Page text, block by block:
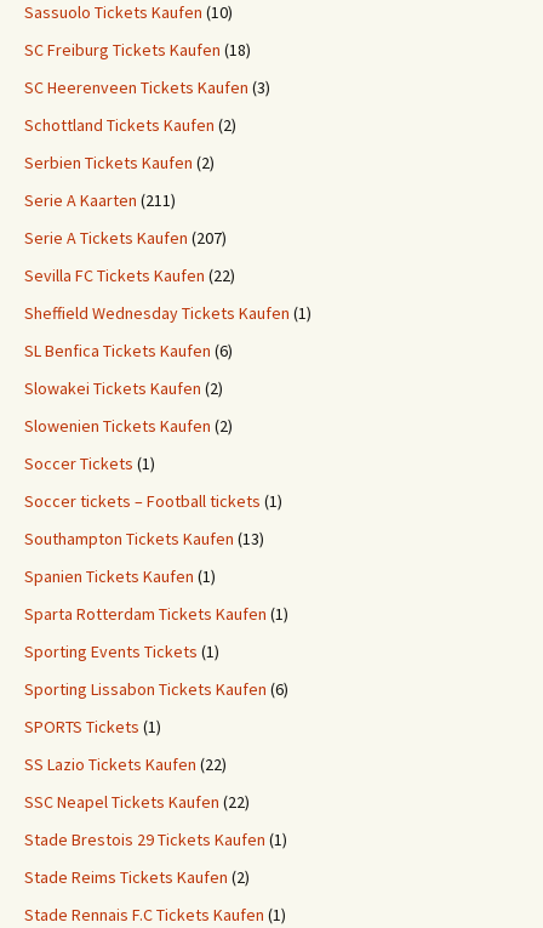
Sassuolo Tickets Kaufen (10)
SC Freiburg Tickets Kaufen (18)
SC Heerenveen Tickets Kaufen (3)
Schottland Tickets Kaufen (2)
Serbien Tickets Kaufen (2)
Serie A Kaarten (211)
Serie A Tickets Kaufen (207)
Sevilla FC Tickets Kaufen (22)
Sheffield Wednesday Tickets Kaufen (1)
SL Benfica Tickets Kaufen (6)
Slowakei Tickets Kaufen (2)
Slowenien Tickets Kaufen (2)
Soccer Tickets (1)
Soccer tickets – Football tickets (1)
Southampton Tickets Kaufen (13)
Spanien Tickets Kaufen (1)
Sparta Rotterdam Tickets Kaufen (1)
Sporting Events Tickets (1)
Sporting Lissabon Tickets Kaufen (6)
SPORTS Tickets (1)
SS Lazio Tickets Kaufen (22)
SSC Neapel Tickets Kaufen (22)
Stade Brestois 29 Tickets Kaufen (1)
Stade Reims Tickets Kaufen (2)
Stade Rennais F.C Tickets Kaufen (1)